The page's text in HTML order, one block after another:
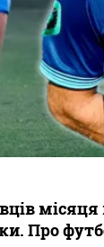
місяця
Про